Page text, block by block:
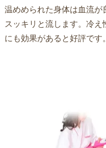
温めめられた身体は血流
スッキリと流します。冷
にも効果があると好評です。